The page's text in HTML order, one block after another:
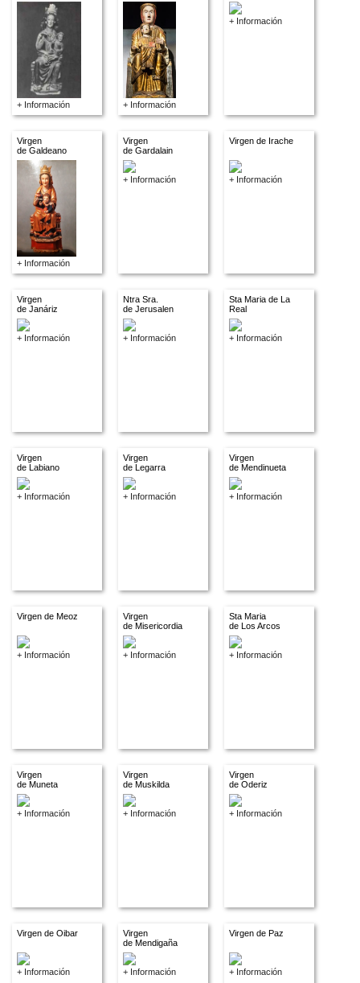
+ Información + Información
+ Información
Virgen
de Galdeano
+ Información
Virgen
de Gardalain
+ Información
Virgen de Irache
+ Información
Virgen
de Janáriz
+ Información
Ntra Sra.
de Jerusalen
+ Información
Sta Maria de La
Real
+ Información
Virgen
de Labiano
+ Información
Virgen
de Legarra
+ Información
Virgen
de Mendinueta
+ Información
Virgen de Meoz
+ Información
Virgen
de Misericordia
+ Información
Sta Maria
de Los Arcos
+ Información
Virgen
de Muneta
+ Información
Virgen
de Muskilda
+ Información
Virgen
de Oderiz
+ Información
Virgen de Oibar
+ Información
Virgen
de Mendigaña
+ Información
Virgen de Paz
+ Información